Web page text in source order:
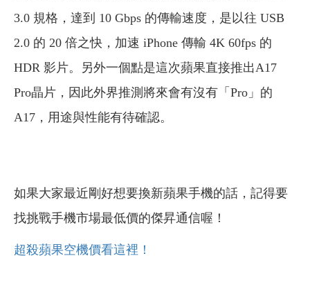
3.0 規格，達到 10 Gbps 的傳輸速度，是以往 USB
2.0 的 20 倍之快，加速 iPhone 傳輸 4K 60fps 的
HDR 影片。 另外一個點是這次蘋果直接推出A17
Pro晶片，因此外界推測將來會有沒有「Pro」的
A17，用途與性能有待確認。
如果大家最近剛好想要換新蘋果手機的話，記得要
找挑戰手機市場最低價的傑昇通信喔！
超殺蘋果空機價看這裡！